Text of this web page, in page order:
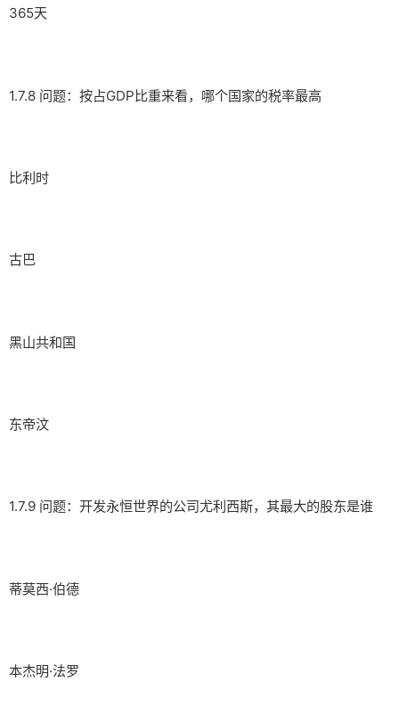
365天
1.7.8 问题：按占GDP比重来看，哪个国家的税率最高
比利时
古巴
黑山共和国
东帝汶
1.7.9 问题：开发永恒世界的公司尤利西斯，其最大的股东是谁
蒂莫西·伯德
本杰明·法罗